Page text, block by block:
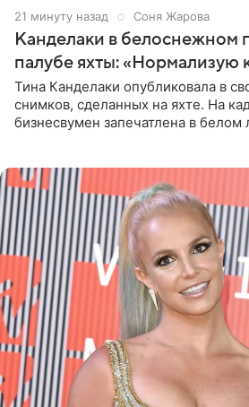
21 минуту назад Соня Жарова
Канделаки в белоснежном
палубе яхты: «Нормализую
Тина Канделаки опубликовала в
снимков, сделанных на яхте. На
бизнесвумен запечатлена в